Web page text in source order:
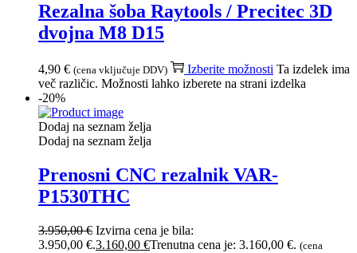
Rezalna šoba Raytools / Precitec 3D
dvojna M8 D15
4,90 € (cena vključuje DDV) Izberite možnosti Ta izdelek ima
več različic. Možnosti lahko izberete na strani izdelka
-20%
Dodaj na seznam želja
Dodaj na seznam želja
Prenosni CNC rezalnik VAR-
P1530THC
3.950,00€ Izvirna cena je bila:
3.950,00 €.3.160,00 €Trenutna cena je: 3.160,00 €. (cena